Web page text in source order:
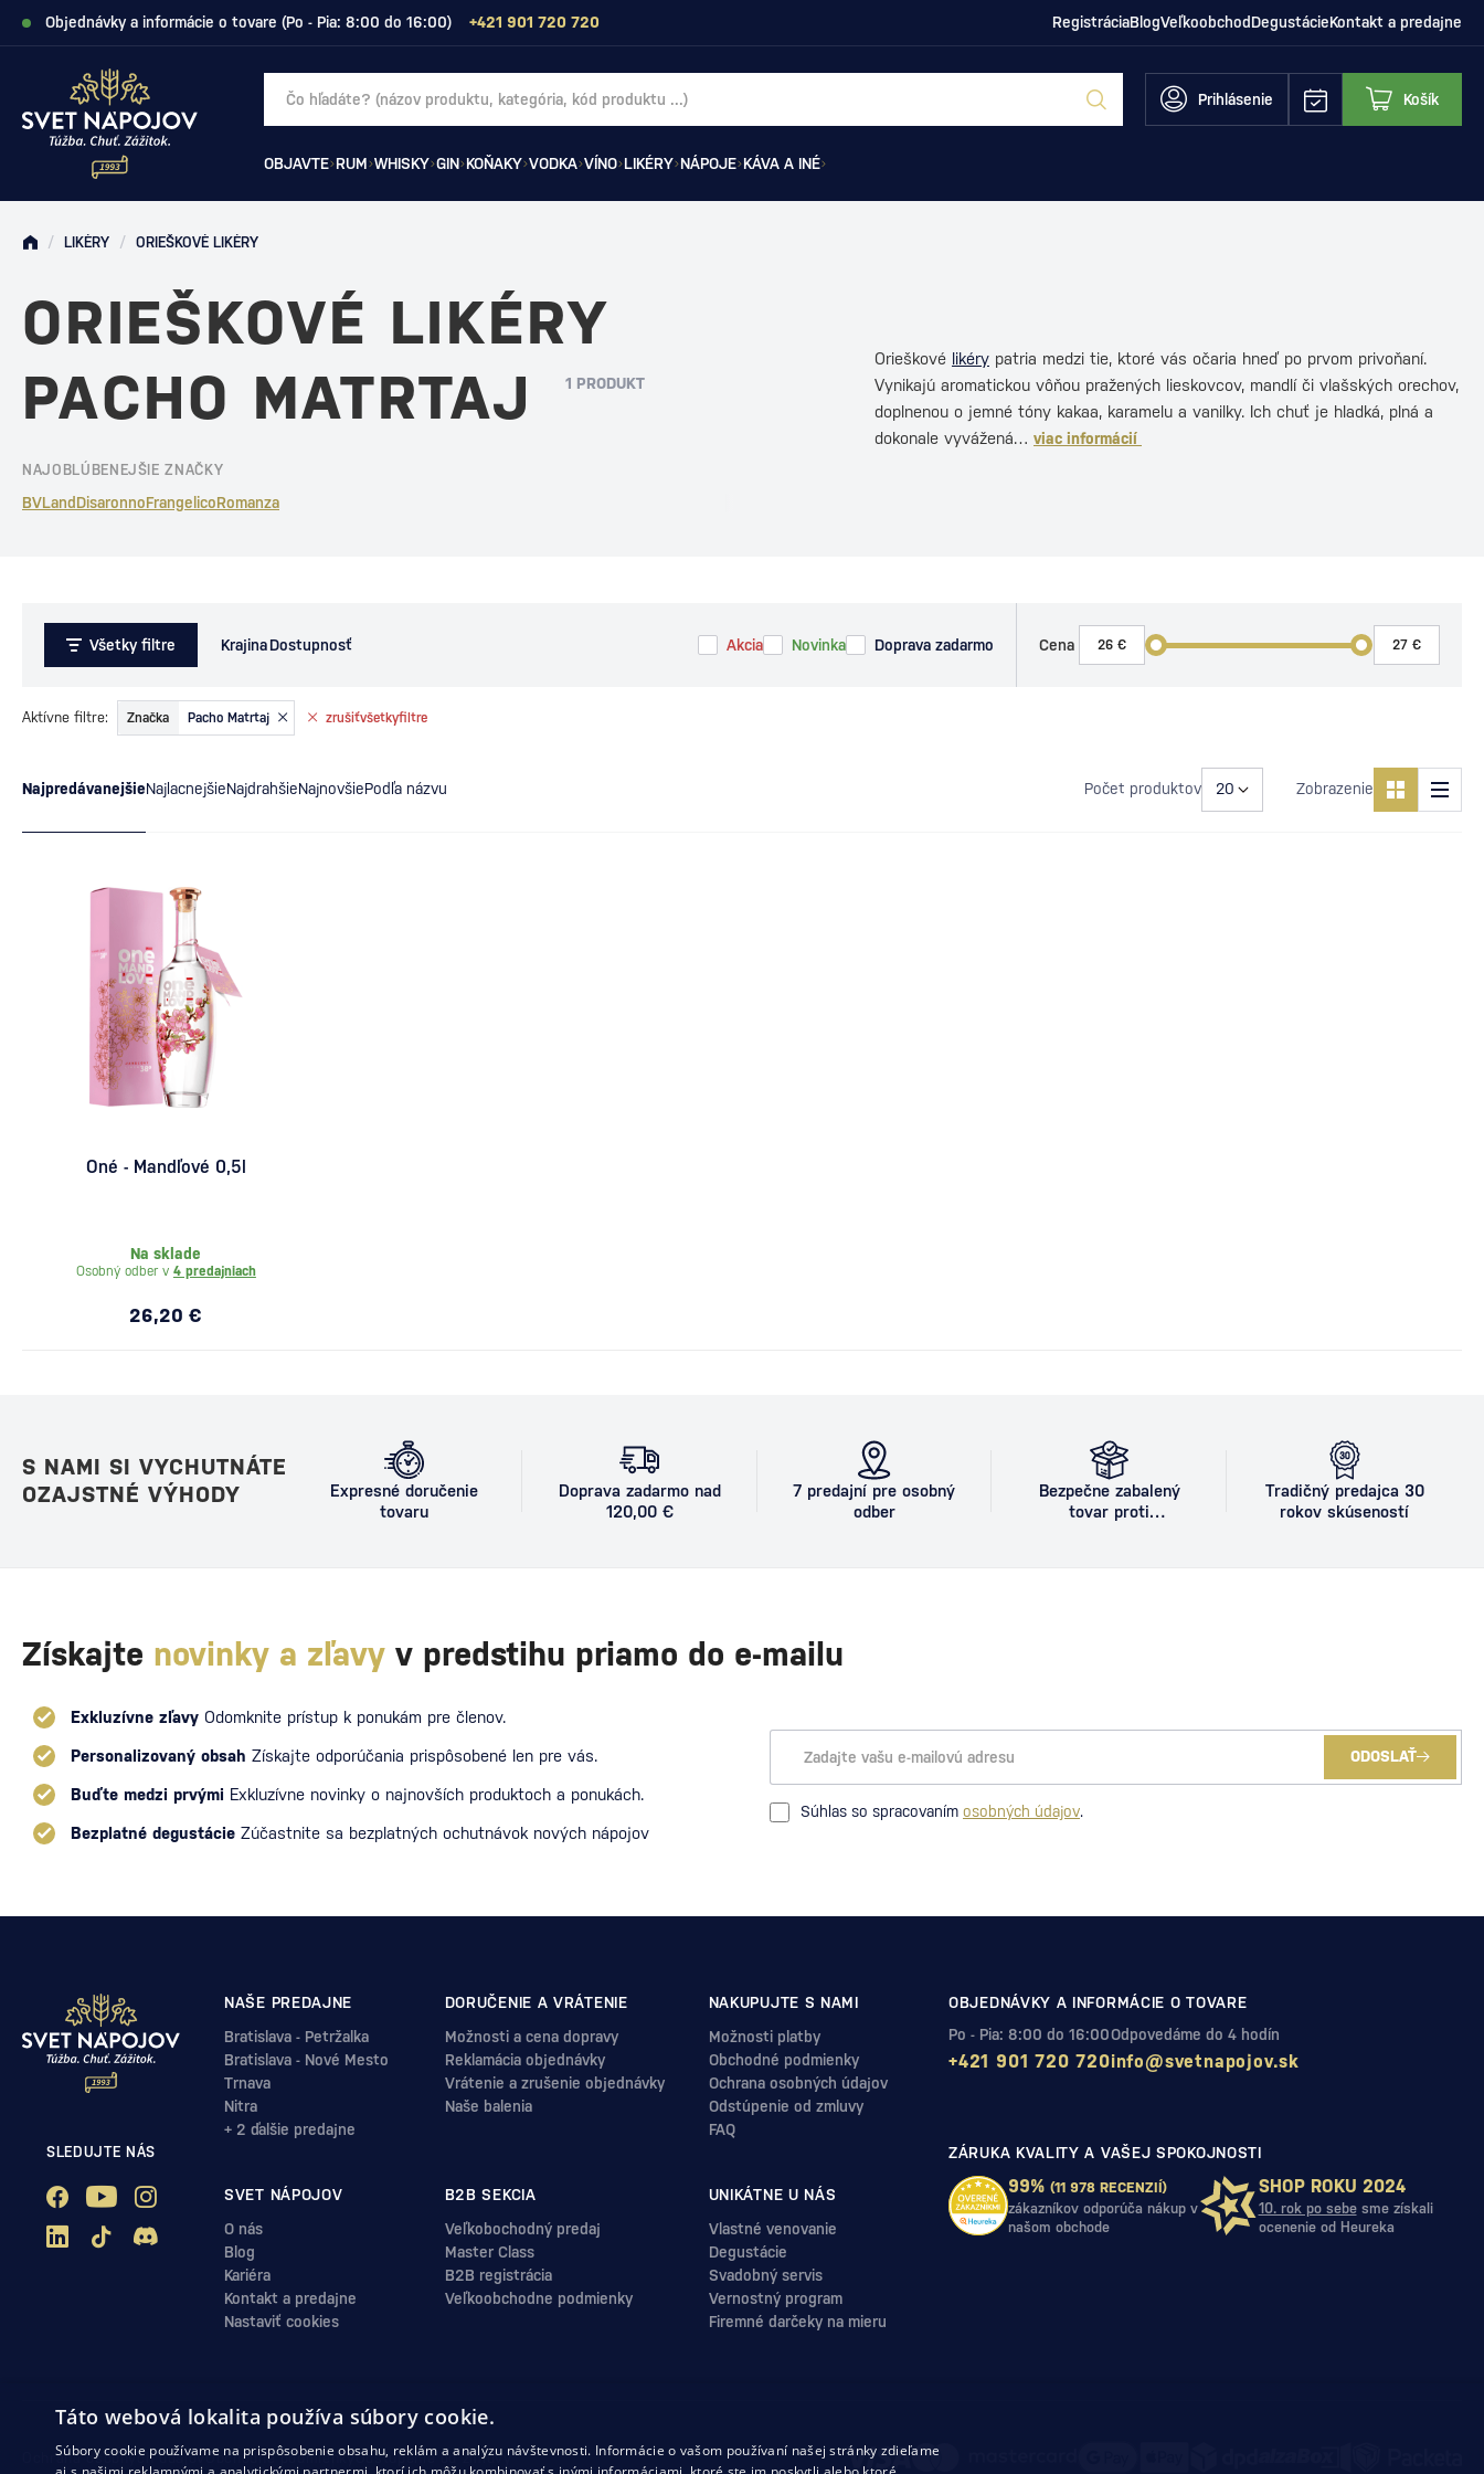
Objednávky a informácie o tovare (Po - Pia: 8:00 do 16:00) +421 901 720 720 RegistráciaBlogVeľkoobchodDegustácieKontakt a predajne
Prihlásenie Košík
OBJAVTE RUM WHISKY GIN KOŇAKY VODKA VÍNO LIKÉRY NÁPOJE KÁVA A INÉ
/ LIKÉRY / ORIEŠKOVÉ LIKÉRY
ORIEŠKOVÉ LIKÉRY
PACHO MATRTAJ
1 PRODUKT
NAJOBLÚBENEJŠIE ZNAČKY
BVLandDisaronnoFrangelicoRomanza
Orieškové likéry patria medzi tie, ktoré vás očaria hneď po prvom privoňaní.
Vynikajú aromatickou vôňou pražených lieskovcov, mandlí či vlašských orechov,
doplnenou o jemné tóny kakaa, karamelu a vanilky. Ich chuť je hladká, plná a
dokonale vyvážená… viac informácií
Všetky filtre KrajinaDostupnosť Akcia Novinka Doprava zadarmo Cena
NajpredávanejšieNajlacnejšieNajdrahšieNajnovšiePodľa názvu Počet produktov Zobrazenie
zrušiťvšetkyfiltre
Aktívne filtre: Značka Pacho Matrtaj
Oné - Mandľové 0,5l
Na sklade
Osobný odber v 4 predajniach
26,20 €
S NAMI SI VYCHUTNÁTE
OZAJSTNÉ VÝHODY
Expresné doručenie
tovaru
Doprava zadarmo nad
120,00 €
7 predajní pre osobný
odber
Bezpečne zabalený
tovar proti
Tradičný predajca 30
rokov skúseností
Získajte novinky a zľavy v predstihu priamo do e-mailu
Exkluzívne zľavy Odomknite prístup k ponukám pre členov.
Personalizovaný obsah Získajte odporúčania prispôsobené len pre vás.
Buďte medzi prvými Exkluzívne novinky o najnovších produktoch a ponukách.
Bezplatné degustácie Zúčastnite sa bezplatných ochutnávok nových nápojov
ODOSLAŤ
Súhlas so spracovaním osobných údajov.
SLEDUJTE NÁS
NAŠE PREDAJNE
Bratislava - Petržalka
Bratislava - Nové Mesto
Trnava
Nitra
+ 2 ďalšie predajne
DORUČENIE A VRÁTENIE
Možnosti a cena dopravy
Reklamácia objednávky
Vrátenie a zrušenie objednávky
Naše balenia
NAKUPUJTE S NAMI
Možnosti platby
Obchodné podmienky
Ochrana osobných údajov
Odstúpenie od zmluvy
FAQ
SVET NÁPOJOV
O nás
Blog
Kariéra
Kontakt a predajne
Nastaviť cookies
B2B SEKCIA
Veľkobochodný predaj
Master Class
B2B registrácia
Veľkoobchodne podmienky
UNIKÁTNE U NÁS
Vlastné venovanie
Degustácie
Svadobný servis
Vernostný program
Firemné darčeky na mieru
OBJEDNÁVKY A INFORMÁCIE O TOVARE
Po - Pia: 8:00 do 16:00
+421 901 720 720
Odpovedáme do 4 hodín
info@svetnapojov.sk
ZÁRUKA KVALITY A VAŠEJ SPOKOJNOSTI
99% (11 978 RECENZIÍ)
zákazníkov odporúča nákup v
našom obchode
SHOP ROKU 2024
10. rok po sebesme získali
ocenenie od Heureka
Ochrana osobných údajovObchodné podmienkyOdstúpenie od zmluvy
Táto webová lokalita používa súbory cookie.
Súbory cookie používame na prispôsobenie obsahu, reklám a analýzu návštevnosti. Informácie o vašom používaní našej stránky zdieľame